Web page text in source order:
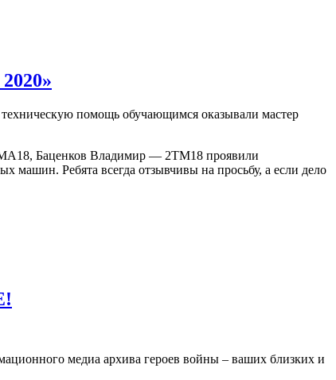
помощь обучающимся оказывали мастер
Баценков Владимир — 2ТМ18 проявили
машин. Ребята всегда отзывчивы на просьбу, а если дело
медиа архива героев войны – ваших близких и